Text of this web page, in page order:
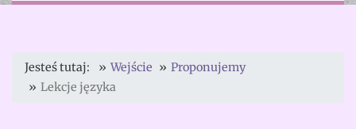
Jesteś tutaj: Wejście
Proponujemy
Lekcje języka